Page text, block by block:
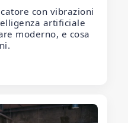
con vibrazioni
artificiale
moderno, e cosa